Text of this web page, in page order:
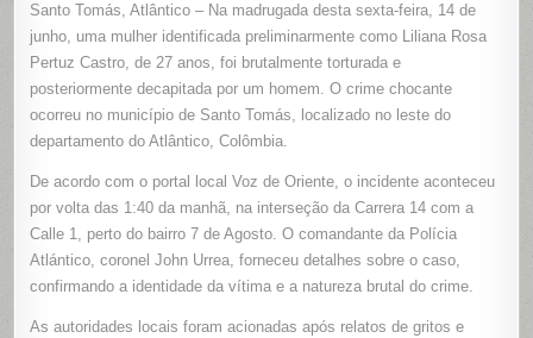
Santo Tomás, Atlântico – Na madrugada desta sexta-feira, 14 de
junho, uma mulher identificada preliminarmente como Liliana Rosa
Pertuz Castro, de 27 anos, foi brutalmente torturada e
posteriormente decapitada por um homem. O crime chocante
ocorreu no município de Santo Tomás, localizado no leste do
departamento do Atlântico, Colômbia.
De acordo com o portal local Voz de Oriente, o incidente aconteceu
por volta das 1:40 da manhã, na interseção da Carrera 14 com a
Calle 1, perto do bairro 7 de Agosto. O comandante da Polícia
Atlántico, coronel John Urrea, forneceu detalhes sobre o caso,
confirmando a identidade da vítima e a natureza brutal do crime.
As autoridades locais foram acionadas após relatos de gritos e